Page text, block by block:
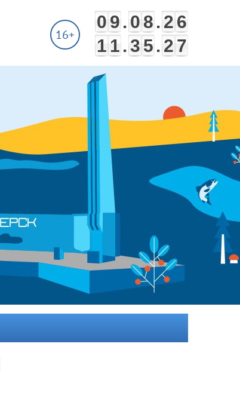
09.08.26
11.35.27
16+